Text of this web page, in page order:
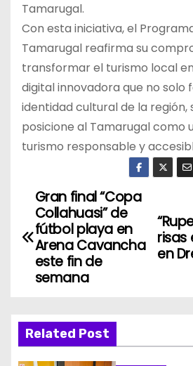
Tamarugal.
Con esta iniciativa, el
Tamarugal reafirma su
transformar el turismo local
digital innovadora que no solo
identidad cultural de la región,
posicione al Tamarugal como
turismo responsable y
N
a
g
a
risas
en
Gran final “Copa
Collahuasi” de
fútbol playa en
Arena Cavancha
este fin de
semana
Related Post